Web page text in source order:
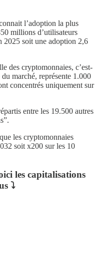
l’adoption la plus
millions d’utilisateurs
2025 soit une adoption 2,6
des cryptomonnaies, c’est-
marché, représente 1.000
concentrés uniquement sur
entre les 19.500 autres
les cryptomonnaies
soit x200 sur les 10
les capitalisations
⤵️